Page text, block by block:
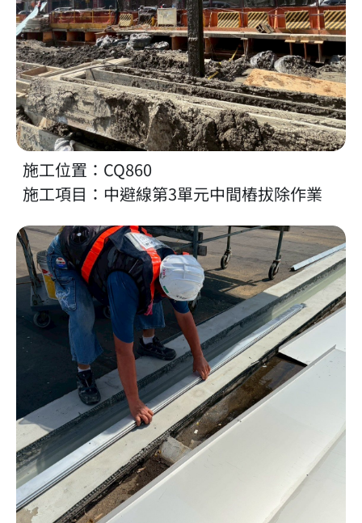
施工位置：CQ860
施工項目：中避線第3單元中間樁拔除作業
放大照片 施工位置：CQ870／施工項目：871維修工廠屋頂